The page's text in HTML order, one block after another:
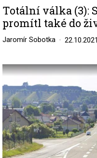
Totální válka (3):
promítl také do
Jaromír Sobotka 22.10.2021
Image